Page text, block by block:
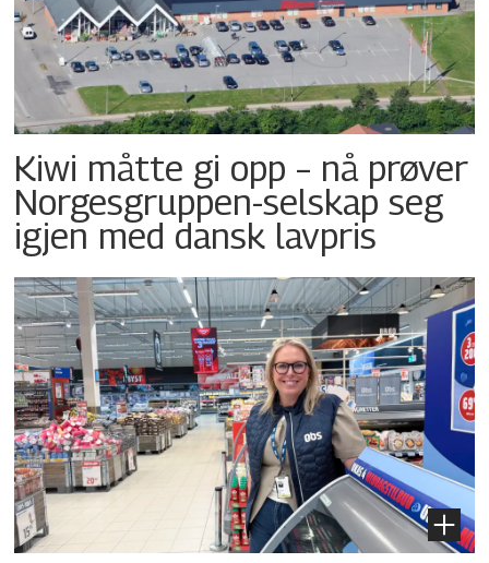
Kiwi måtte gi opp – nå prøver
Norgesgruppen-selskap seg
igjen med dansk lavpris